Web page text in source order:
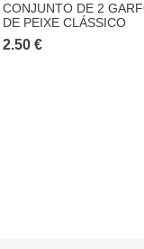
CONJUNTO DE 2
DE PEIXE CLÁSSICO
2.50 €